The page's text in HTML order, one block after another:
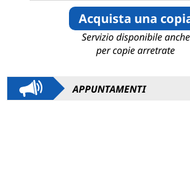
Acquista una
Servizio disponibile anche
per copie arretrate
APPUNTAMENTI